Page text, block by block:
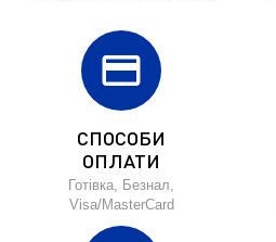
credit_card
СПОСОБИ
ОПЛАТИ
Готівка, Безнал,
Visa/MasterCard